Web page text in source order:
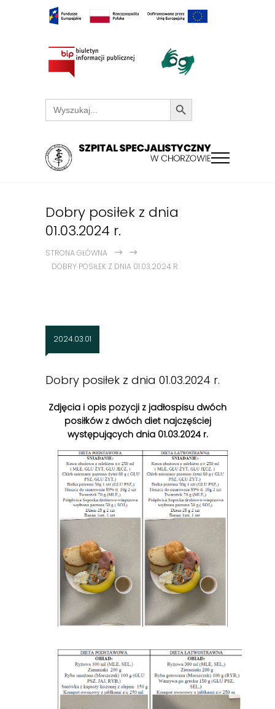
Search
for:
Search Button
Dobry posiłek z dnia
01.03.2024 r.
STRONA GŁÓWNA
DOBRY POSIŁEK Z DNIA 01.03.2024 R.
2024.03.01
Dobry posiłek z dnia 01.03.2024 r.
Zdjęcia i opis pozycji z jadłospisu dwóch
posiłków z dwóch diet najczęściej
występujących dnia 01.03.2024 r.